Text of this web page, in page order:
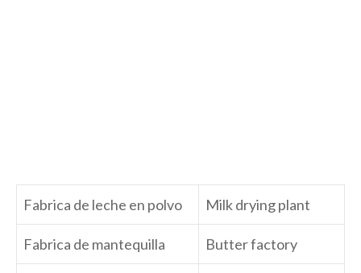
Fabrica de leche en polvo Milk drying plant
Fabrica de mantequilla Butter factory